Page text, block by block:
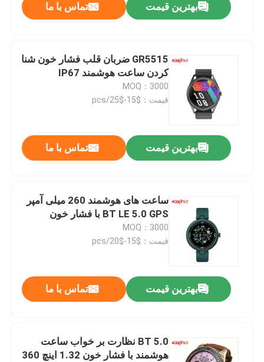
محصولات
بهترین قیمت تماس با ما
GR5515 ضربان قلب فشار خون شنا
کردن ساعت هوشمند IP67
MOQ：3000
قیمت：$15-$25/pcs
بهترین قیمت تماس با ما
ساعت های هوشمند 260 میلی آمپر
BT LE 5.0 GPS با فشار خون
MOQ：3000
قیمت：$15-$20/pcs
بهترین قیمت تماس با ما
BT 5.0 نظارت بر خواب ساعت
هوشمند با فشار خون 1.32 اینچ 360